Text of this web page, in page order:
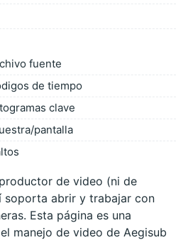
fuente
de tiempo
clave
pantalla
de video (ni de
soporta abrir y trabajar con
Esta página es una
manejo de video de Aegisub